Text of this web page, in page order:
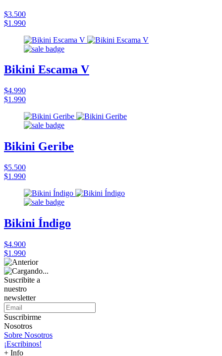
$3.500
$1.990
Bikini Escama V
$4.990
$1.990
Bikini Geribe
$5.500
$1.990
Bikini Índigo
$4.900
$1.990
Suscribite a
nuestro
newsletter
Suscribirme
Nosotros
Sobre Nosotros
¡Escribinos!
+ Info